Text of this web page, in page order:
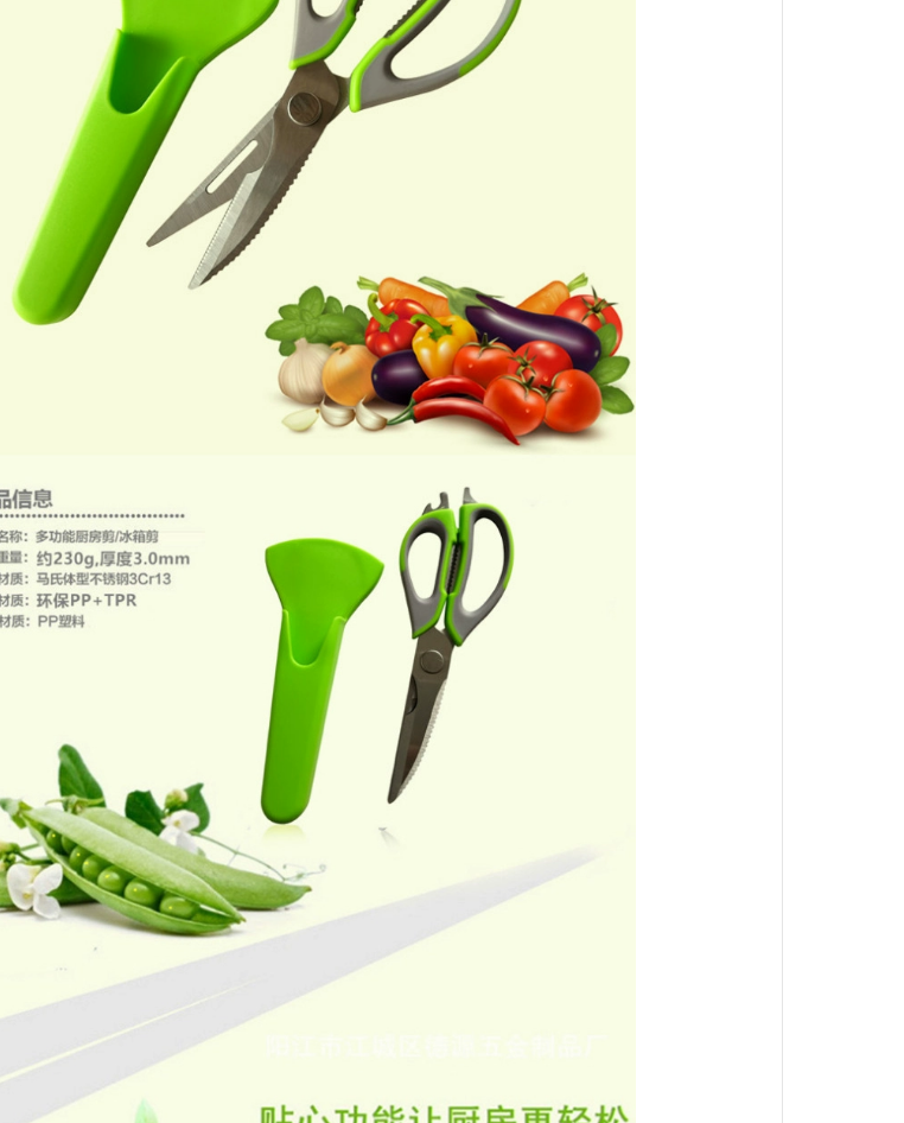
phượt
288,000
bếp củi cắm trại
Haiyan di động nhà
bếp di động ngoài
trời xe tự lái cắm trại
gấp RV ăn ngoài trời
bếp bàn tủ bếp bếp
củi camping bếp ga
mini cắm trại
7,750,000
bàn ăn xếp gọn Bàn
ghế xếp ngoài trời
Urban Wave, bàn
ghế picnic di động,
gọn Ngoài Trời Ghế
Gấp Di Động Cắm
Trại Dã Ngoại Câu
Cá Ghế Sinh Viên
Nghệ Thuật Băng
Ghế Dự Bị Siêu Nhẹ
Gấp Pony Phân bàn
ăn gỗ gấp gọn bàn
ăn gỗ gấp gọn
bàn ghế du lịch Bàn
cuộn bàn cắm trại
thiết bị QF bộ bàn
ăn gấp gọn 6 ghế bộ
bàn ghế ăn cơm gấp